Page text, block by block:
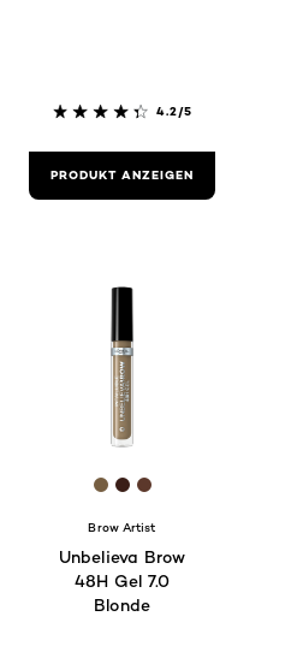
4.2/5
PRODUKT ANZEIGEN
[Color]: #765e41
[Color]: #3a1e17
[Color]: #5c382b
Brow Artist
Unbelieva Brow
48H Gel 7.0
Blonde